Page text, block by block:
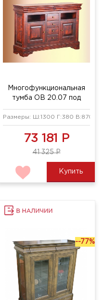
Многофункциональная
тумба ОВ 20.07 под
Размеры: Ш:1300 Г:380 В:870 мм
73 181 Р
41 325 Р
Купить
--77%